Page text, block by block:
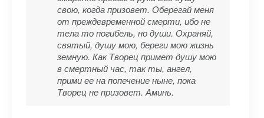
свою, когда призовет. Оберегай меня
от преждевременной смерти, ибо не
тела то погибель, но души. Охраняй,
святый, душу мою, береги мою жизнь
земную. Как Творец примет душу мою
в смертный час, так ты, ангел,
прими ее на попечение ныне, пока
Творец не призовет. Аминь.